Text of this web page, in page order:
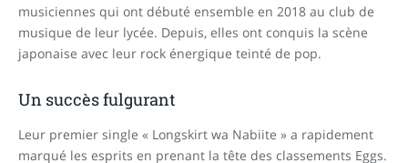
musiciennes qui ont débuté ensemble en 2018 au club de
musique de leur lycée. Depuis, elles ont conquis la scène
japonaise avec leur rock énergique teinté de pop.
Un succès fulgurant
Leur premier single « Longskirt wa Nabiite » a rapidement
marqué les esprits en prenant la tête des classements Eggs.